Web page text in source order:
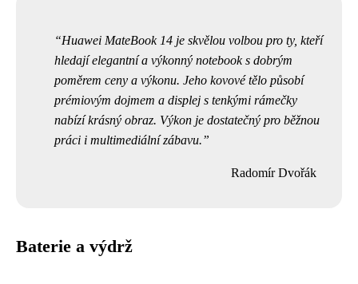
Huawei MateBook 14 je skvělou volbou pro ty, kteří
hledají elegantní a výkonný notebook s dobrým
poměrem ceny a výkonu. Jeho kovové tělo působí
prémiovým dojmem a displej s tenkými rámečky
nabízí krásný obraz. Výkon je dostatečný pro běžnou
práci i multimediální zábavu.
Radomír Dvořák
Baterie a výdrž